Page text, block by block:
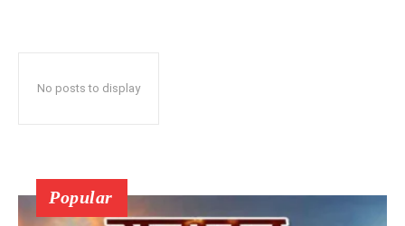
No posts to display
Popular